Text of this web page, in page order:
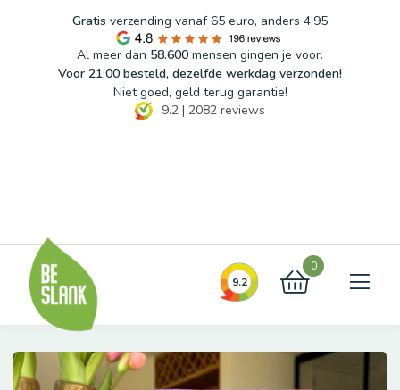
Gratis verzending vanaf 65 euro, anders 4,95
Al meer dan 58.600 mensen gingen je voor.
Voor 21:00 besteld, dezelfde werkdag verzonden!
Niet goed, geld terug garantie!
9.2 | 2082 reviews
9.2
0